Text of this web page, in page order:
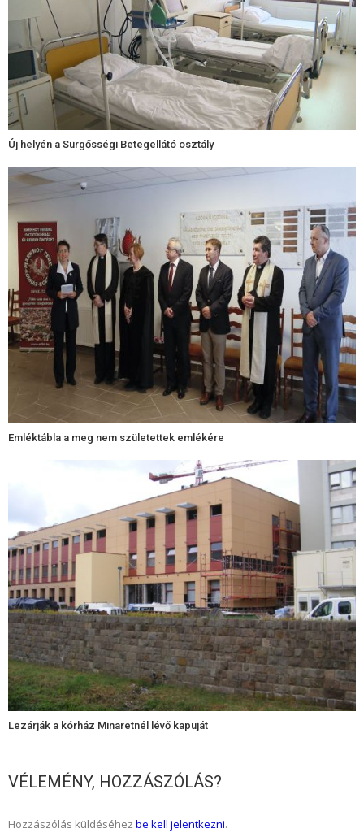
Új helyén a Sürgősségi Betegellátó osztály
Emléktábla a meg nem születettek emlékére​
Lezárják a kórház Minaretnél lévő kapuját
VÉLEMÉNY, HOZZÁSZÓLÁS?
Hozzászólás küldéséhez be kell jelentkezni.